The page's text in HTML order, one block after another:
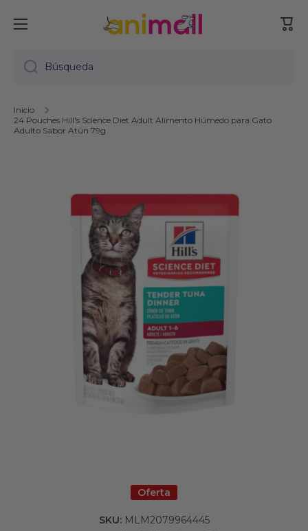
Ir directamente al contenido
Búsqueda
Inicio
24 Pouches Hill's Science Diet Adult Alimento Húmedo para Gato
Adulto Sabor Atún 79g
Oferta
SKU: MLM2079964445